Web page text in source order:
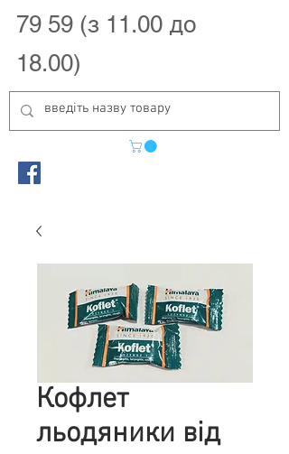
79 59 (з 11.00 до
18.00)
Кофлет
льодяники від